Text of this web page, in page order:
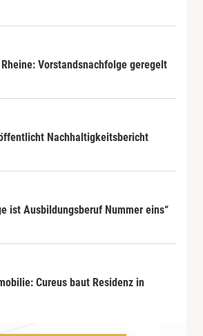
Vorstandsnachfolge geregelt
Nachhaltigkeitsbericht
ist Ausbildungsberuf Nummer eins“
Cureus baut Residenz in